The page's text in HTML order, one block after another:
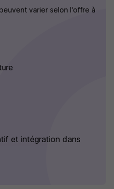
varier selon l'offre à
et intégration dans